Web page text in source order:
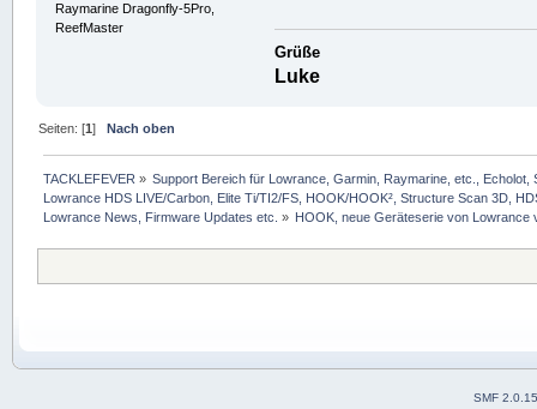
Raymarine Dragonfly-5Pro,
ReefMaster
Grüße
Luke
Seiten: [1]Nach oben
TACKLEFEVER » Support Bereich für Lowrance, Garmin, Raymarine, etc.,
Lowrance HDS LIVE/Carbon, Elite Ti/TI2/FS, HOOK/HOOK², Structure Scan 3D,
Lowrance News, Firmware Updates etc. » HOOK, neue Geräteserie von Lowrance
SMF 2.0.15